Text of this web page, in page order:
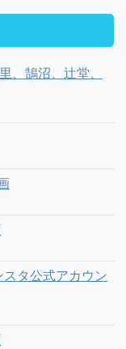
鵠沼、辻堂、
スタ公式アカウン